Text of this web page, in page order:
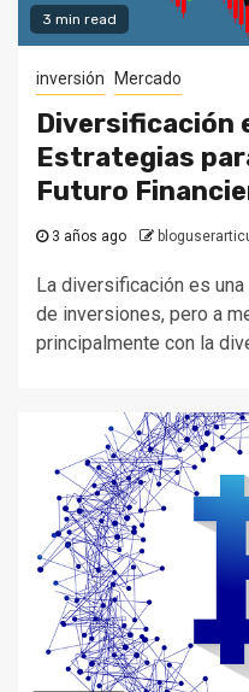
3 min read
inversión Mercado
Diversificación
Estrategias
Futuro
3 años ago
La diversificación es
de inversiones, pero a
principalmente con la